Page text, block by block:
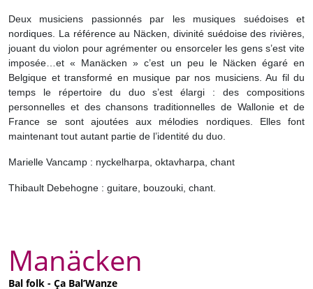
Deux musiciens passionnés par les musiques suédoises et
nordiques. La référence au Näcken, divinité suédoise des rivières,
jouant du violon pour agrémenter ou ensorceler les gens s’est vite
imposée…et « Manäcken » c’est un peu le Näcken égaré en
Belgique et transformé en musique par nos musiciens. Au fil du
temps le répertoire du duo s’est élargi : des compositions
personnelles et des chansons traditionnelles de Wallonie et de
France se sont ajoutées aux mélodies nordiques. Elles font
maintenant tout autant partie de l’identité du duo.
Marielle Vancamp : nyckelharpa, oktavharpa, chant
Thibault Debehogne : guitare, bouzouki, chant.
Manäcken
Bal folk - Ça Bal’Wanze